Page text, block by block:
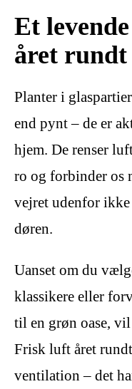
Et
året rundt
Planter i
end pynt – de er
hjem. De renser
ro og forbinder os
vejret udenfor
døren.
Uanset om du
klassikere eller
til en grøn oase,
Frisk luft året
ventilation – det